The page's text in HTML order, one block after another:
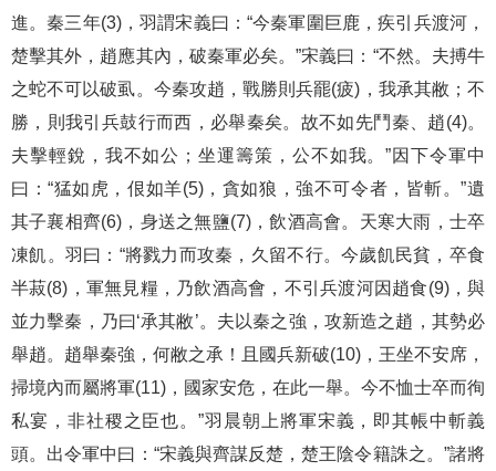
進。秦三年(3)，羽謂宋義曰：“今秦軍圍巨鹿，疾引兵渡河，
楚擊其外，趙應其內，破秦軍必矣。”宋義曰：“不然。夫搏牛
之蛇不可以破虱。今秦攻趙，戰勝則兵罷(疲)，我承其敝；不
勝，則我引兵鼓行而西，必舉秦矣。故不如先鬥秦、趙(4)。
夫擊輕銳，我不如公；坐運籌策，公不如我。”因下令軍中
曰：“猛如虎，佷如羊(5)，貪如狼，強不可令者，皆斬。”遺
其子襄相齊(6)，身送之無鹽(7)，飲酒高會。天寒大雨，士卒
凍飢。羽曰：“將戮力而攻秦，久留不行。今歲飢民貧，卒食
半菽(8)，軍無見糧，乃飲酒高會，不引兵渡河因趙食(9)，與
並力擊秦，乃曰‘承其敝’。夫以秦之強，攻新造之趙，其勢必
舉趙。趙舉秦強，何敝之承！且國兵新破(10)，王坐不安席，
掃境內而屬將軍(11)，國家安危，在此一舉。今不恤士卒而徇
私宴，非社稷之臣也。”羽晨朝上將軍宋義，即其帳中斬義
頭。出令軍中曰：“宋義與齊謀反楚，楚王陰令籍誅之。”諸將